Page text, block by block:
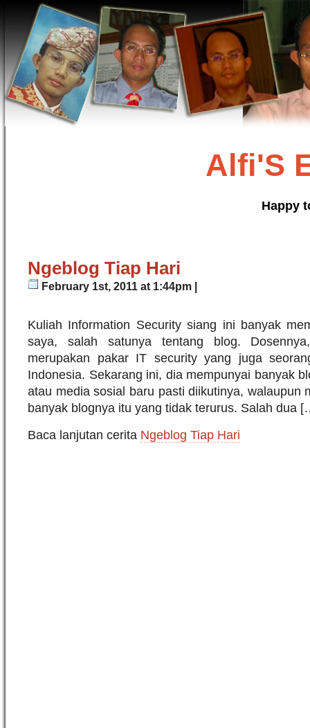
Alfi'S
Happy
Ngeblog Tiap Hari
February 1st, 2011 at 1:44pm |
Kuliah Information Security siang ini banyak
saya, salah satunya tentang blog.
merupakan pakar IT security yang juga
Indonesia. Sekarang ini, dia mempunyai banyak
atau media sosial baru pasti diikutinya, walaupun
banyak blognya itu yang tidak terurus. Salah dua
Baca lanjutan cerita Ngeblog Tiap Hari